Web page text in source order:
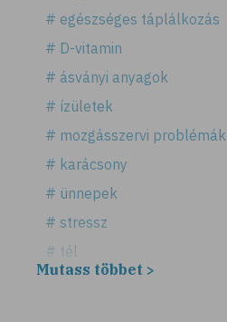
# egészséges táplálkozás
# D-vitamin
# ásványi anyagok
# ízületek
# mozgásszervi problémák
# karácsony
# ünnepek
# stressz
# tél
# fűszerek
Mutass többet >